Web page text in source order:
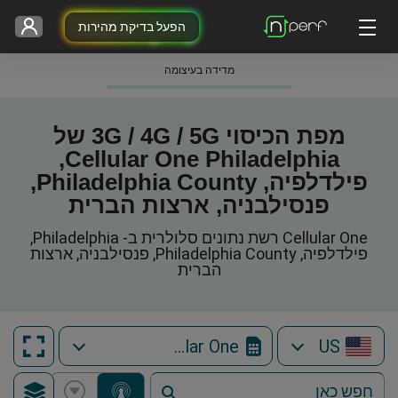
הפעל בדיקת מהירות
מדידה בעיצומה
מפת הכיסוי 3G / 4G / 5G של
Cellular One Philadelphia,
פילדלפיה, Philadelphia County,
פנסילבניה, ארצות הברית
Cellular One רשת נתונים סלולרית ב- Philadelphia,
פילדלפיה, Philadelphia County, פנסילבניה, ארצות
הברית
US
Cellular One